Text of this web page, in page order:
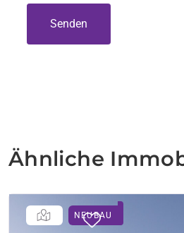
Senden
Ähnliche
NEUBAU